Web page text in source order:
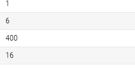
1
6
400
16